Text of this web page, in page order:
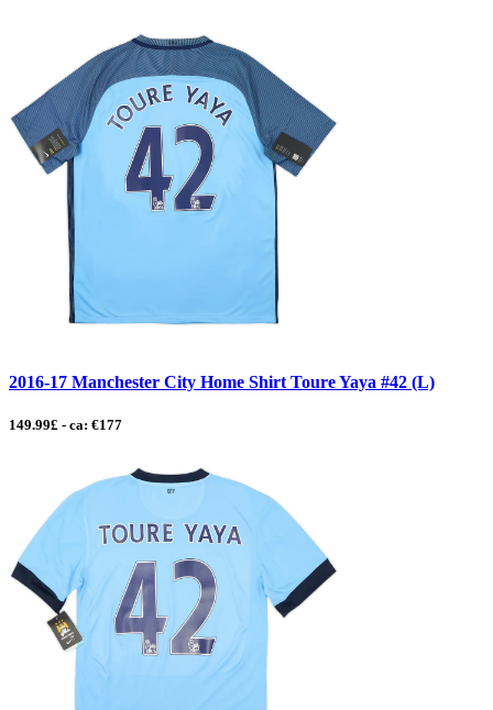
2016-17 Manchester City Home Shirt Toure Yaya #42 (L)
149.99£ - ca: €177